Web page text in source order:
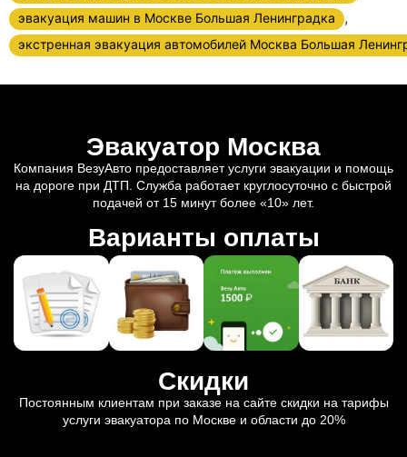
эвакуация машин в Москве Большая Ленинградка ,
экстренная эвакуация автомобилей Москва Большая
Эвакуатор Москва
Компания ВезуАвто предоставляет услуги эвакуации и помощь
на дороге при ДТП. Служба работает круглосуточно с быстрой
подачей от 15 минут более «10» лет.
Варианты оплаты
Скидки
Постоянным клиентам при заказе на сайте скидки на тарифы
услуги эвакуатора по Москве и области до 20%